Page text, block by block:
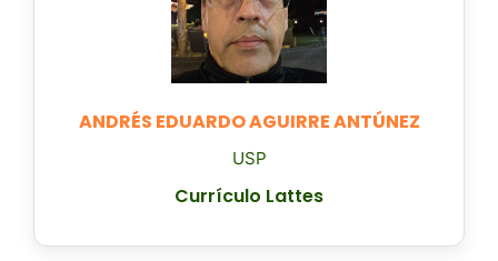
ANDRÉS EDUARDO AGUIRRE ANTÚNEZ
USP
Currículo Lattes